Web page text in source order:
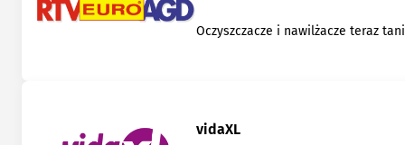
Oczyszczacze i nawilżacze teraz
vidaXL